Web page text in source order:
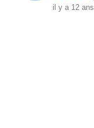
il y a 12 ans